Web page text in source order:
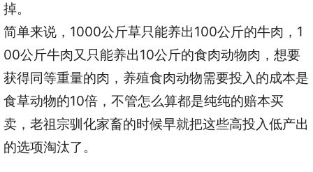
掉。
简单来说，1000公斤草只能养出100公斤的牛肉，1
00公斤牛肉又只能养出10公斤的食肉动物肉，想要
获得同等重量的肉，养殖食肉动物需要投入的成本是
食草动物的10倍，不管怎么算都是纯纯的赔本买
卖，老祖宗驯化家畜的时候早就把这些高投入低产出
的选项淘汰了。